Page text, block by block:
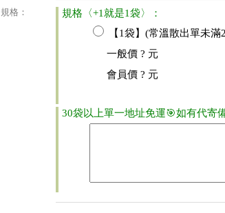
規格 ：
規格〈+1就是1袋〉：
【1袋】(常溫散出單未
一般價 ? 元
會員價 ? 元
30袋以上單一地址免運🎯如有代